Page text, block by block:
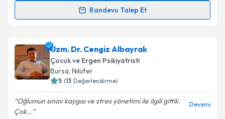
Randevu Talep Et
takvim hazırlandığında e-posta ile bilgilendireceğiz.
E-posta Adresiniz
Uzm. Dr. Cengiz Albayrak
Çocuk ve Ergen Psikiyatristi
Bursa, Nilüfer
5 (13 Değerlendirme)
Oğlumun sınav kaygısı ve stres yönetimi ile ilgili gittik.
Çok...
Devamı